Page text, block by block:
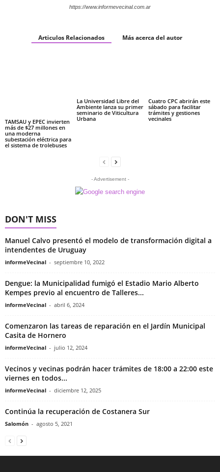
https://www.informevecinal.com.ar
Articulos Relacionados Más acerca del autor
TAMSAU y EPEC invierten
más de $27 millones en
una moderna
subestación eléctrica para
el sistema de trolebuses
La Universidad Libre del
Ambiente lanza su primer
seminario de Viticultura
Urbana
Cuatro CPC abrirán este
sábado para facilitar
trámites y gestiones
vecinales
- Advertisement -
DON'T MISS
Manuel Calvo presentó el modelo de transformación digital a
intendentes de Uruguay
informeVecinal - septiembre 10, 2022
Dengue: la Municipalidad fumigó el Estadio Mario Alberto
Kempes previo al encuentro de Talleres...
informeVecinal - abril 6, 2024
Comenzaron las tareas de reparación en el Jardín Municipal
Casita de Hornero
informeVecinal - julio 12, 2024
Vecinos y vecinas podrán hacer trámites de 18:00 a 22:00 este
viernes en todos...
informeVecinal - diciembre 12, 2025
Continúa la recuperación de Costanera Sur
Salomón - agosto 5, 2021